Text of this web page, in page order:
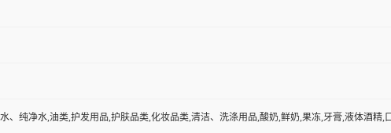
、纯净水,油类,护发用品,护肤品类,化妆品类,清洁、洗涤用品,酸奶,鲜奶,果冻,牙膏,液体酒精,